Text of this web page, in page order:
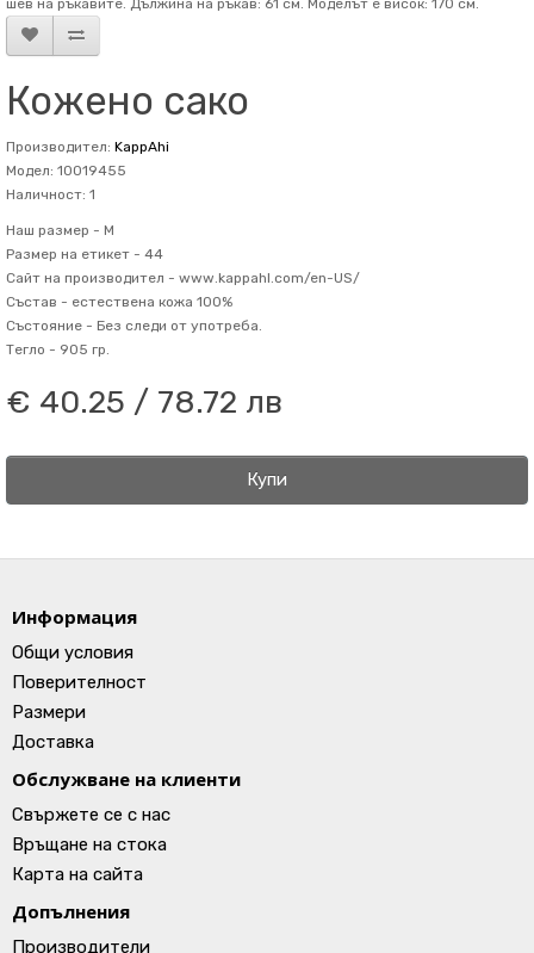
шев на ръкавите. Дължина на ръкав: 61 см. Mоделът е висок: 170 см.
Кожено сако
Производител: KappAhi
Модел: 10019455
Наличност: 1
Наш размер - M
Размер на етикет - 44
Сайт на производител - www.kappahl.com/en-US/
Състав - естествена кожа 100%
Състояние - Без следи от употреба.
Тегло - 905 гр.
€ 40.25 / 78.72 лв
Купи
Информация
Общи условия
Поверителност
Размери
Доставка
Обслужване на клиенти
Свържете се с нас
Връщане на стока
Карта на сайта
Допълнения
Производители